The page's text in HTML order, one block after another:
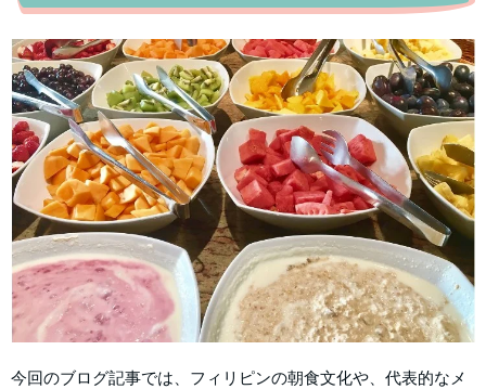
今回のブログ記事では、フィリピンの朝食文化や、代表的なメ